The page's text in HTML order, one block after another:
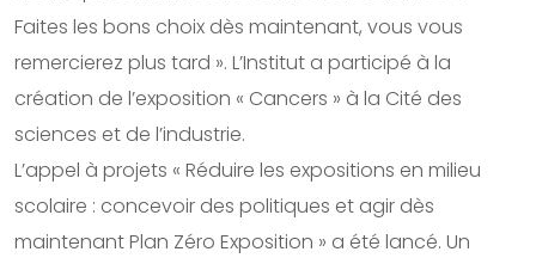
Faites les bons choix dès maintenant, vous vous
remercierez plus tard ». L’Institut a participé à la
création de l’exposition « Cancers » à la Cité des
sciences et de l’industrie.
L’appel à projets « Réduire les expositions en milieu
scolaire : concevoir des politiques et agir dès
maintenant Plan Zéro Exposition » a été lancé. Un